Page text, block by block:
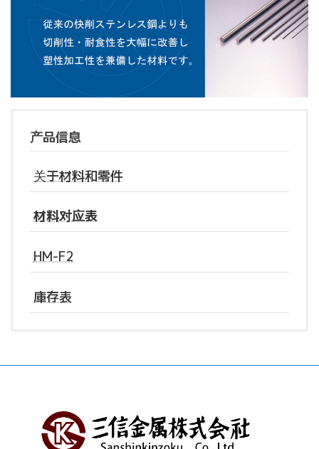
产品信息
关于材料和零件
材料对应表
HM-F2
庫存表